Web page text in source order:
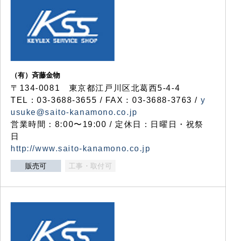
（有）斉藤金物
〒134-0081 東京都江戸川区北葛西5-4-4
TEL：03-3688-3655 / FAX：03-3688-3763 / y
usuke@saito-kanamono.co.jp
営業時間：8:00〜19:00 / 定休日：日曜日・祝祭
日
http://www.saito-kanamono.co.jp
販売可 工事・取付可